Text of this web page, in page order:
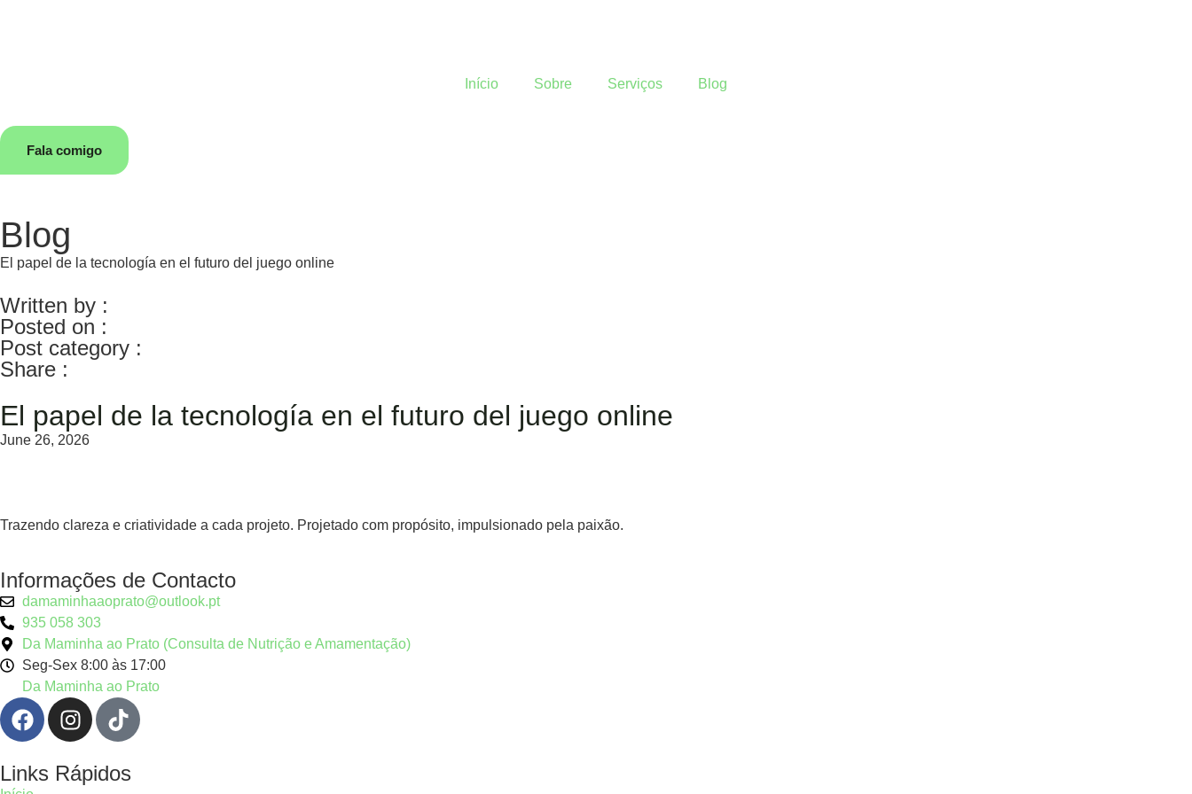
Início Sobre Serviços Blog
Fala comigo
Blog
El papel de la tecnología en el futuro del juego online
Written by :
Posted on :
Post category :
Share :
El papel de la tecnología en el futuro del juego online
June 26, 2026
Trazendo clareza e criatividade a cada projeto. Projetado com propósito, impulsionado pela paixão.
Informações de Contacto
damaminhaaoprato@outlook.pt
935 058 303
Da Maminha ao Prato (Consulta de Nutrição e Amamentação)
Seg-Sex 8:00 às 17:00
Da Maminha ao Prato
Links Rápidos